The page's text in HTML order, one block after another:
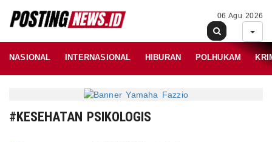
06 Agu 2026
NASIONAL INTERNASIONAL HIBURAN POLHUKAM
#KESEHATAN PSIKOLOGIS